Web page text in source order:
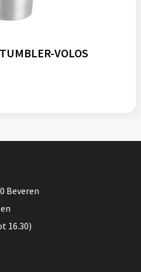
VOLOS
Beveren
16.30)